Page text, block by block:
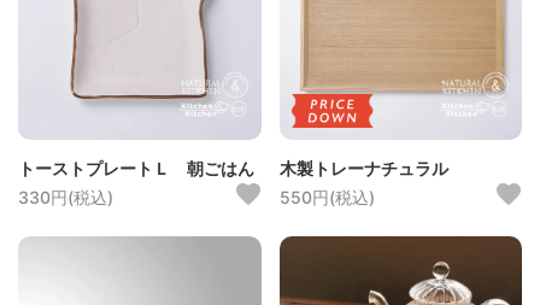
トーストプレートＬ 朝ごはん
330円(税込)
木製トレーナチュラル
550円(税込)